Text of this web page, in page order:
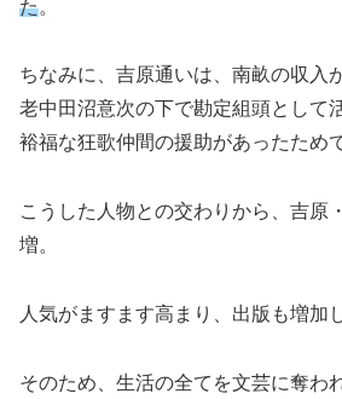
た。
ちなみに、吉原通いは、南畝の収入
老中田沼意次の下で勘定組頭として
裕福な狂歌仲間の援助があったため
こうした人物との交わりから、吉原
増。
人気がますます高まり、出版も増加
そのため、生活の全てを文芸に奪わ